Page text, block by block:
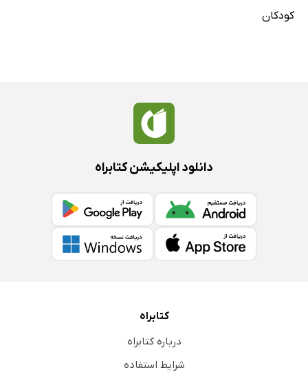
کودکان
دانلود اپلیکیشن کتابراه
کتابراه
درباره کتابراه
شرایط استفاده